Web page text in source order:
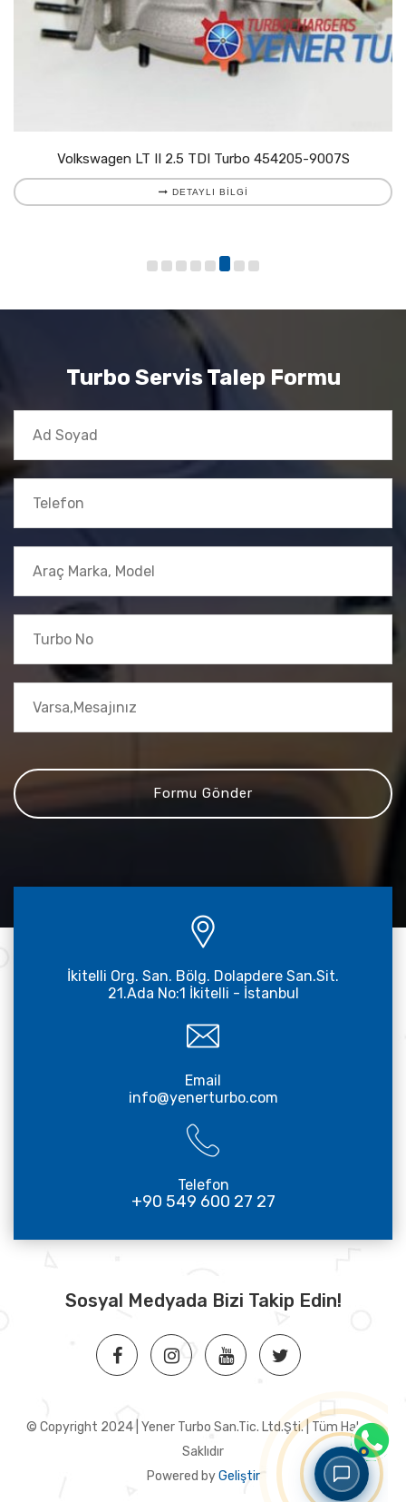
Volkswagen LT II 2.5 TDI Turbo 454205-9007S
DETAYLI BILGI
Turbo Servis Talep Formu
İkitelli Org. San. Bölg. Dolapdere San.Sit.
21.Ada No:1 İkitelli - İstanbul
Email
info@yenerturbo.com
Telefon
+90 549 600 27 27
Sosyal Medyada Bizi Takip Edin!
© Copyright 2024 | Yener Turbo San.Tic. Ltd.Şti. | Tüm Hakları
Saklıdır
Powered byGeliştir